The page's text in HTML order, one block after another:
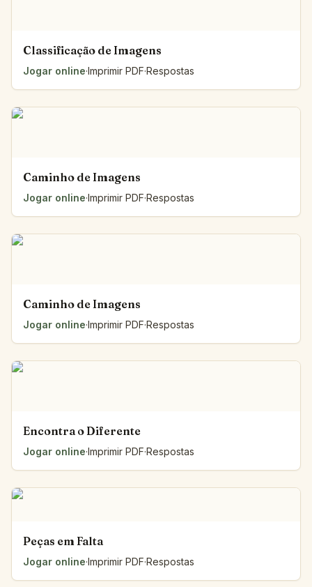
Classificação de Imagens
Jogar online·Imprimir PDF·Respostas
Caminho de Imagens
Jogar online·Imprimir PDF·Respostas
Caminho de Imagens
Jogar online·Imprimir PDF·Respostas
Encontra o Diferente
Jogar online·Imprimir PDF·Respostas
Peças em Falta
Jogar online·Imprimir PDF·Respostas